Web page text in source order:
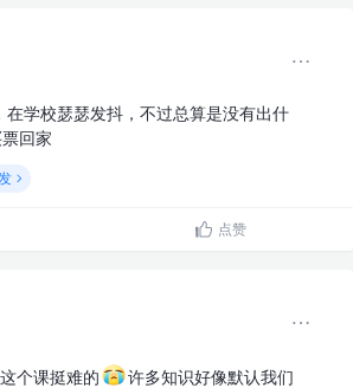
在学校瑟瑟发抖，不过总算是没有出什
回家
点赞
个课挺难的
许多知识好像默认我们